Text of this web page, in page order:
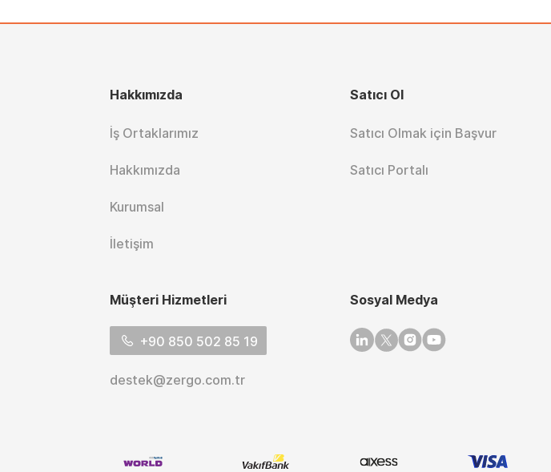
Hakkımızda
İş Ortaklarımız
Hakkımızda
Kurumsal
İletişim
Satıcı Ol
Satıcı Olmak için Başvur
Satıcı Portalı
Müşteri Hizmetleri
+90 850 502 85 19
destek@zergo.com.tr
Sosyal Medya
Linkedin
TwitterInstagram
Youtube